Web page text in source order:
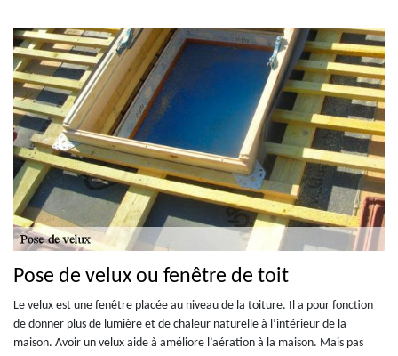
Pose de velux ou fenêtre de toit
Le velux est une fenêtre placée au niveau de la toiture. Il a pour fonction
de donner plus de lumière et de chaleur naturelle à l’intérieur de la
maison. Avoir un velux aide à améliore l’aération à la maison. Mais pas